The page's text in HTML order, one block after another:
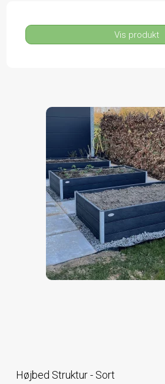
Vis produkt
Højbed Struktur - Sort